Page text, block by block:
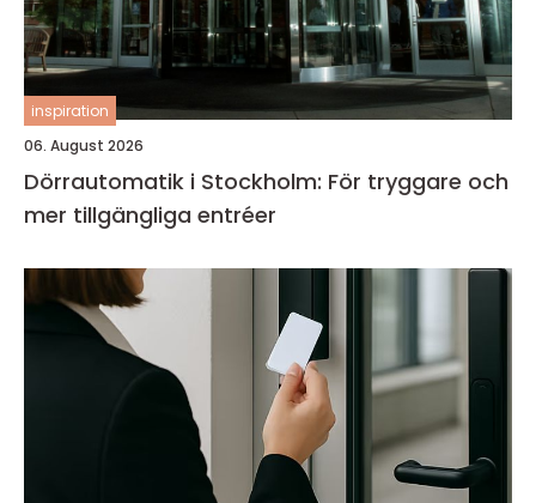
inspiration
06. August 2026
Dörrautomatik i Stockholm: För tryggare och
mer tillgängliga entréer